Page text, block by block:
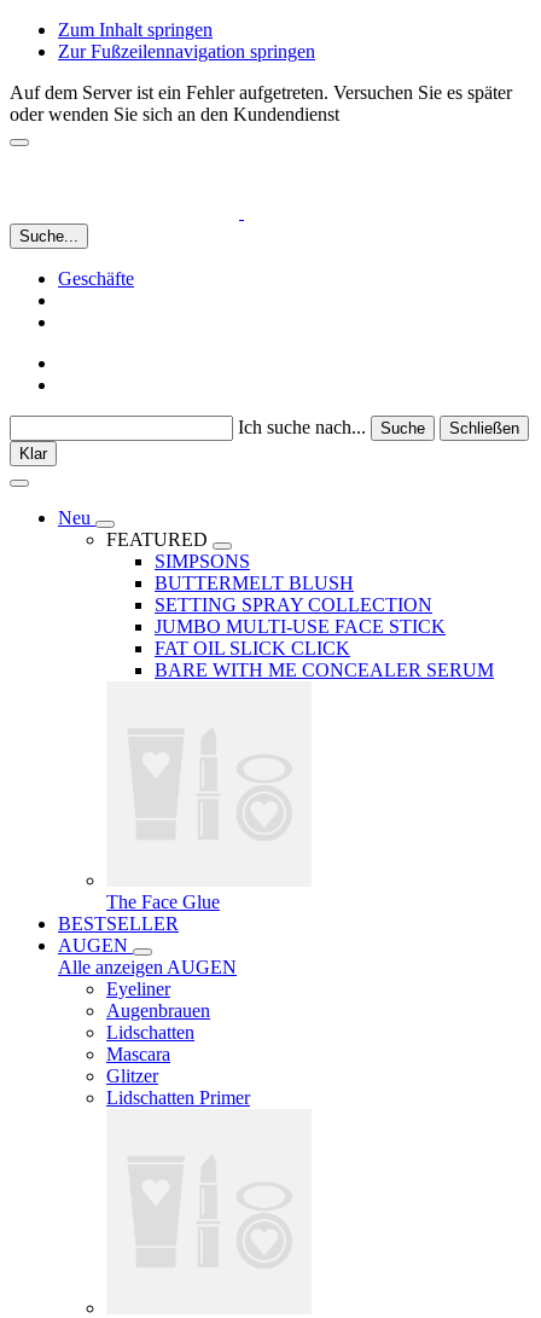
Zum Inhalt springen
Zur Fußzeilennavigation springen
Auf dem Server ist ein Fehler aufgetreten. Versuchen Sie es später
oder wenden Sie sich an den Kundendienst
Suche...
Geschäfte
Ich suche nach... Suche
Schließen
Klar
Neu
FEATURED
SIMPSONS
BUTTERMELT BLUSH
SETTING SPRAY COLLECTION
JUMBO MULTI-USE FACE STICK
FAT OIL SLICK CLICK
BARE WITH ME CONCEALER SERUM
The Face Glue
BESTSELLER
AUGEN
Alle anzeigen AUGEN
Eyeliner
Augenbrauen
Lidschatten
Mascara
Glitzer
Lidschatten Primer